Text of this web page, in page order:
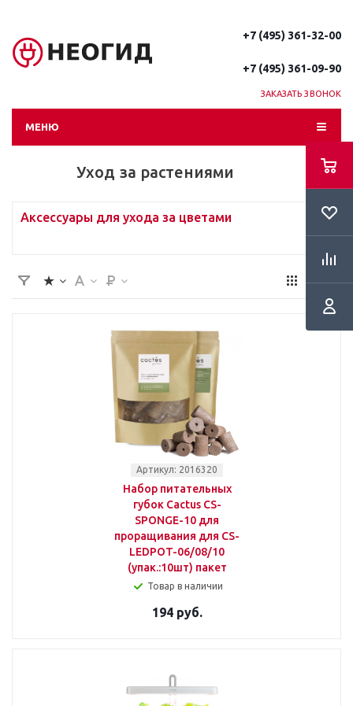
+7 (495) 361-32-00
+7 (495) 361-09-90
ЗАКАЗАТЬ ЗВОНОК
МЕНЮ
Уход за растениями
Аксессуары для ухода за цветами
Артикул: 2016320
Набор питательных
губок Cactus CS-
SPONGE-10 для
проращивания для CS-
LEDPOT-06/08/10
(упак.:10шт) пакет
Товар в наличии
194 руб.